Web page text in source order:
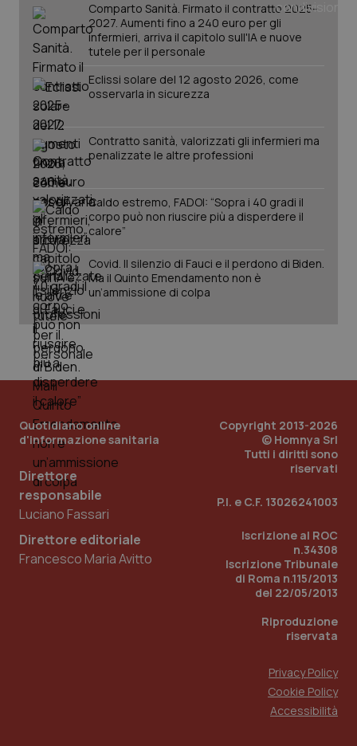
Comparto Sanità. Firmato il contratto 2025-
2027. Aumenti fino a 240 euro per gli
infermieri, arriva il capitolo sull'IA e nuove
tutele per il personale
Eclissi solare del 12 agosto 2026, come
osservarla in sicurezza
Contratto sanità, valorizzati gli infermieri ma
penalizzate le altre professioni
Caldo estremo, FADOI: “Sopra i 40 gradi il
corpo può non riuscire più a disperdere il
calore”
Covid. Il silenzio di Fauci e il perdono di Biden.
Ma il Quinto Emendamento non è
un’ammissione di colpa
Quotidiano online
d'informazione sanitaria
Direttore
responsabile
Luciano Fassari
Direttore editoriale
Francesco Maria Avitto
Copyright 2013-2026
© Homnya Srl
Tutti i diritti sono
riservati
P.I. e C.F. 13026241003
Iscrizione al ROC
n.34308
Iscrizione Tribunale
di Roma n.115/2013
del 22/05/2013
Riproduzione
riservata
Privacy Policy
Cookie Policy
Accessibilità
PHPSESSID
www.quotidianosanita.it
_ga_KM60CM4NPH
Nome
_ga_0VMQEQKQ1N .quotidianosanita.it
1 anno 1
Questo
cookie
viene
utilizzato
da Google
Analytics
lo stato
della
Nome Dominio Scadenza
VISITOR_INFO1_LIVE
.youtube.com
5 mesi 4
settimane